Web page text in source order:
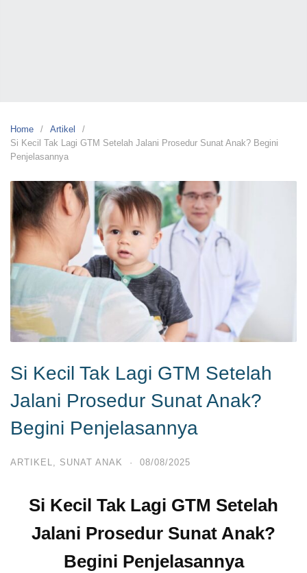
Sunat
Anak
dan
No
Home
Artikel
Si Kecil Tak Lagi GTM Setelah Jalani Prosedur Sunat Anak? Begini
Penjelasannya
Si Kecil Tak Lagi GTM Setelah
Jalani Prosedur Sunat Anak?
Begini Penjelasannya
ARTIKEL SUNAT ANAK · 08/08/2025
Si Kecil Tak Lagi GTM Setelah
Jalani Prosedur Sunat Anak?
Begini Penjelasannya